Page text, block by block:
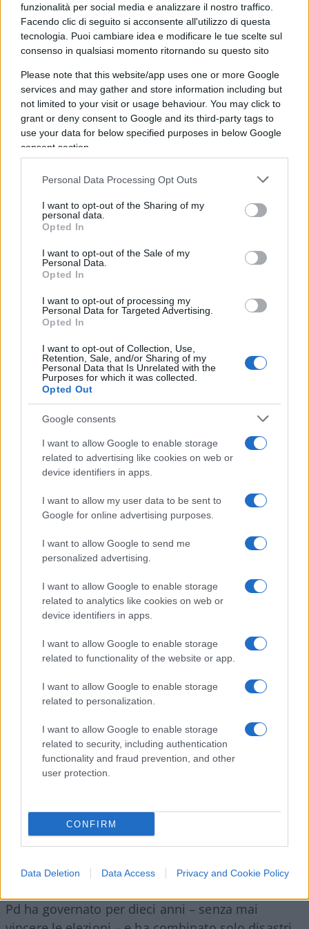
funzionalità per social media e analizzare il nostro traffico.
Facendo clic di seguito si acconsente all'utilizzo di questa
tecnologia. Puoi cambiare idea e modificare le tue scelte sul
consenso in qualsiasi momento ritornando su questo sito
Please note that this website/app uses one or more Google
services and may gather and store information including but
not limited to your visit or usage behaviour. You may click to
grant or deny consent to Google and its third-party tags to
use your data for below specified purposes in below Google
consent section.
Personal Data Processing Opt Outs
I want to opt-out of the Sharing of my
personal data.
Opted In
I want to opt-out of the Sale of my
Personal Data.
Opted In
I want to opt-out of processing my
Personal Data for Targeted Advertising.
Opted In
I want to opt-out of Collection, Use,
Retention, Sale, and/or Sharing of my
Personal Data that Is Unrelated with the
Purposes for which it was collected.
Opted Out
Google consents
I want to allow Google to enable storage
related to advertising like cookies on web or
device identifiers in apps.
I want to allow my user data to be sent to
Google for online advertising purposes.
I want to allow Google to send me
personalized advertising.
I want to allow Google to enable storage
related to analytics like cookies on web or
device identifiers in apps.
I want to allow Google to enable storage
related to functionality of the website or app.
I want to allow Google to enable storage
related to personalization.
I want to allow Google to enable storage
related to security, including authentication
functionality and fraud prevention, and other
user protection.
CONFIRM
Data Deletion Data Access Privacy and Cookie Policy
La Valerio non è stata l’unica nota negativa, ma
una delle tante. Impossibile non evidenziare una
delle tante incoerenze della sinistra, relativa alle
alleanze future. Dopo aver stroncato accozzaglie e
ammucchiate, Pd e
di fiamma giallorosso. Giuseppi ha confermato il
dialogo, mandando in estasi i tanti dem fan
del 3 per cento composto daFratoianni e
Bonelli, che nel frattempo continuano a ignorare
l’esistenza diAboubakar Soumahoro
leader di Verdi-Sinistra: nessuno dimenticherà il
silenzio dopo le sviolinate e la commozione da
film romantico sfoderate in favor di telecamera.
Dalle bandiere della pace alle richieste di salario
non sono venuti meno. Presente in piazza anche
Comunista, giusto per ricordare una certa
tendenza nel mondo dem, soprattutto dopo
l’arrivo di Schlein per il dopo-Letta. A proposito di
Elly: poteva mancare loius soli? “Chi entra, chi
vive, nasce e cresce in Italia è italiano o italiana e
nessuno può togliere questo diritto. Dobbiamo
riprendere con forza la battaglia sulla cittadinanza
Una grande faccia tosta, emblematico un altro
passaggio del suo intervento. L’italo-svizzera ha
casa, dopo che il suo Pd in Europa ha sostenuto,
votato e difeso ladirettiva case green
numerosi addebiti, troppe sparate. Come molti
Pd ha governato per dieci anni – senza mai